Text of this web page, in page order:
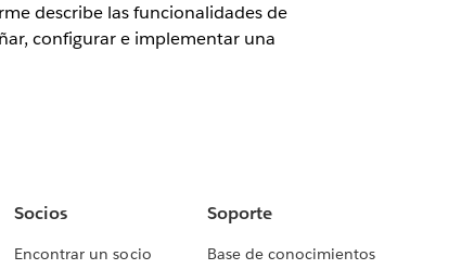
describe las funcionalidades de
configurar e implementar una
Socios
Encontrar un socio
Soporte
Base de conocimientos